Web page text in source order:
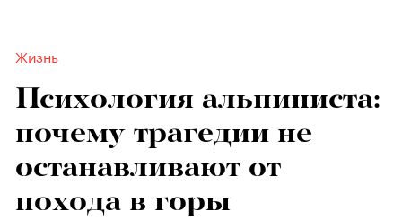
Жизнь
Психология альпиниста:
почему трагедии не
останавливают от
похода в горы